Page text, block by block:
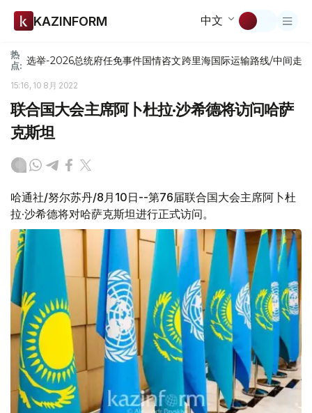
KAZINFORM 中文
热
点: 选举-2026总统府任免事件国情咨文跨里海国际运输路线/中间走廊
15:16, 10 8月 2022
联合国大会主席阿卜杜拉·沙希德将访问哈萨
克斯坦
哈通社/努尔苏丹/8月10日--第76届联合国大会主席阿卜杜
拉·沙希德将对哈萨克斯坦进行正式访问。